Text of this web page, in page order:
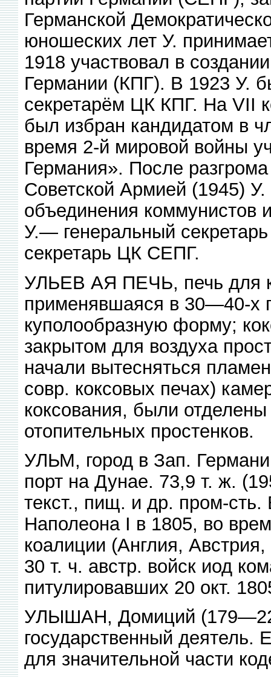
Германской
юношеских лет У.
1918 участвовал в
Германии (КПГ). В 1923 У.
секретарём ЦК КПГ. На VII
был избран кандидатом в
время 2-й мировой войны
Германия». После
Советской Армией (1945)
объединения
У.— генеральный
секретарь ЦК СЕПГ.
УЛЬЕВ АЯ ПЕЧЬ, печь для
применявшаяся в 30—40-х
куполообразную форму;
закрытом для воздуха
начали вытесняться
совр. коксовых печах)
коксования, были
отопительных простенков.
УЛЬМ, город в Зап.
порт на Дунае. 73,9 т. ж.
текст., пищ. и др. пром-
Наполеона I в 1805, во
коалиции (Англия,
30 т. ч. австр. войск иод
питулировавших 20 окт.
УЛЫШАН, Домиций
государственный деятель.
для значительной части